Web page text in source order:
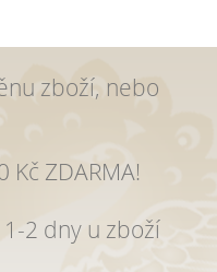
zboží, nebo
Kč ZDARMA!
2 dny u zboží